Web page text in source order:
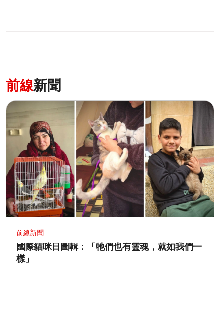
前線新聞
前線新聞
國際貓咪日圖輯：「牠們也有靈魂，就如我們一
樣」